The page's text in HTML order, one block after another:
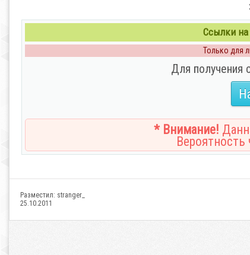
Ссылки на
Только для
Для получения
* Внимание!
Вероятность
Разместил: stranger_
25.10.2011